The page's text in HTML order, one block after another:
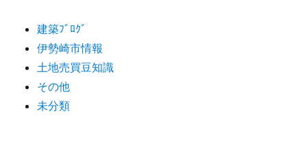
建築ﾌﾞﾛｸﾞ
伊勢崎市情報
土地売買豆知識
その他
未分類